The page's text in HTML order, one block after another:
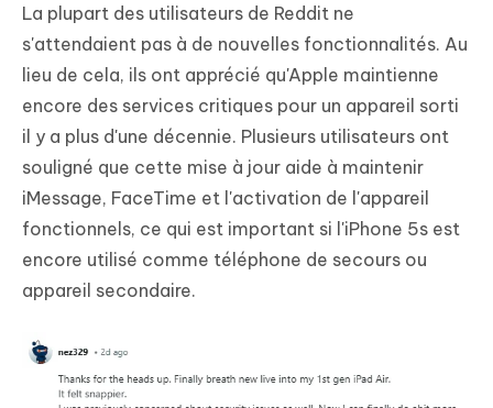
La plupart des utilisateurs de Reddit ne
s'attendaient pas à de nouvelles fonctionnalités. Au
lieu de cela, ils ont apprécié qu'Apple maintienne
encore des services critiques pour un appareil sorti
il y a plus d'une décennie. Plusieurs utilisateurs ont
souligné que cette mise à jour aide à maintenir
iMessage, FaceTime et l'activation de l'appareil
fonctionnels, ce qui est important si l'iPhone 5s est
encore utilisé comme téléphone de secours ou
appareil secondaire.